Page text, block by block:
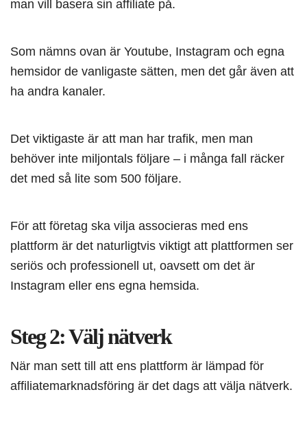
man vill basera sin affiliate på.
Som nämns ovan är Youtube, Instagram och egna
hemsidor de vanligaste sätten, men det går även att
ha andra kanaler.
Det viktigaste är att man har trafik, men man
behöver inte miljontals följare – i många fall räcker
det med så lite som 500 följare.
För att företag ska vilja associeras med ens
plattform är det naturligtvis viktigt att plattformen ser
seriös och professionell ut, oavsett om det är
Instagram eller ens egna hemsida.
Steg 2: Välj nätverk
När man sett till att ens plattform är lämpad för
affiliatemarknadsföring är det dags att välja nätverk.